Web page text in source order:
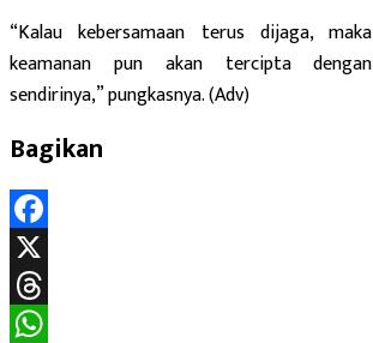
“Kalau kebersamaan terus dijaga, maka
keamanan pun akan tercipta dengan
sendirinya,” pungkasnya. (Adv)
Bagikan
Facebook
X
Threads